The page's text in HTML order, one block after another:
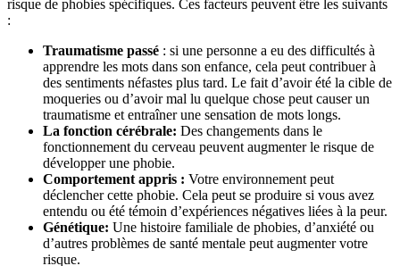
risque de phobies spécifiques. Ces facteurs peuvent être les suivants
:
Traumatisme passé : si une personne a eu des difficultés à
apprendre les mots dans son enfance, cela peut contribuer à
des sentiments néfastes plus tard. Le fait d’avoir été la cible de
moqueries ou d’avoir mal lu quelque chose peut causer un
traumatisme et entraîner une sensation de mots longs.
La fonction cérébrale: Des changements dans le
fonctionnement du cerveau peuvent augmenter le risque de
développer une phobie.
Comportement appris : Votre environnement peut
déclencher cette phobie. Cela peut se produire si vous avez
entendu ou été témoin d’expériences négatives liées à la peur.
Génétique: Une histoire familiale de phobies, d’anxiété ou
d’autres problèmes de santé mentale peut augmenter votre
risque.